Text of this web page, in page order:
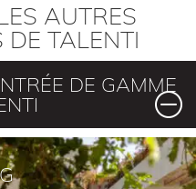
AUTRES
DE TALENTI
DE GAMME